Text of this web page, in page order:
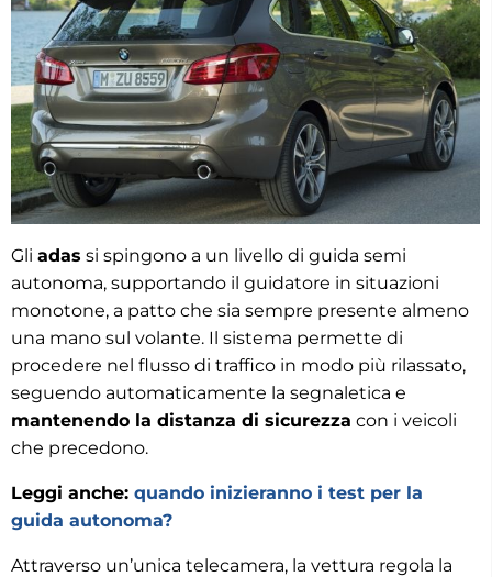
Gli adas si spingono a un livello di guida semi
autonoma, supportando il guidatore in situazioni
monotone, a patto che sia sempre presente almeno
una mano sul volante. Il sistema permette di
procedere nel flusso di traffico in modo più rilassato,
seguendo automaticamente la segnaletica e
mantenendo la distanza di sicurezza con i veicoli
che precedono.
Leggi anche: quando inizieranno i test per la
guida autonoma?
Attraverso un’unica telecamera, la vettura regola la